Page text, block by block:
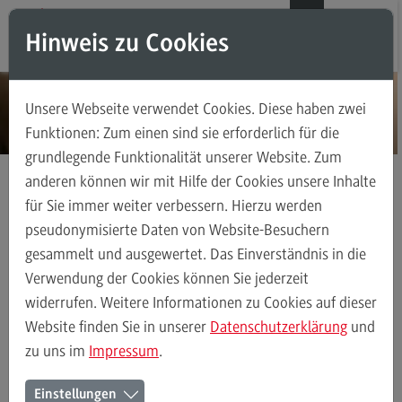
Direkt zum Inhalt
Direkt zum Hauptmenu
Direkt zum Footer
Modul-O-Mat
Masterstudiengänge
Accounting, Controlling, Taxation
Accounting, Controlling, Taxation
Modulangebot
Berufsperspektiven
Kontakt
Advanced Practice in Healthcare
Advanced Practice in Healthcare
Rahmenbedingungen
Fachübergreifende Kompetenzen
Pilotprojekt gyde Audiothek
Seminarangebot (PDF)
(External link)
Hinweis zu Cookies
Unsere Webseite verwendet Cookies. Diese haben zwei
Funktionen: Zum einen sind sie erforderlich für die
grundlegende Funktionalität unserer Website. Zum
anderen können wir mit Hilfe der Cookies unsere Inhalte
für Sie immer weiter verbessern. Hierzu werden
pseudonymisierte Daten von Website-Besuchern
gesammelt und ausgewertet. Das Einverständnis in die
Verwendung der Cookies können Sie jederzeit
widerrufen. Weitere Informationen zu Cookies auf dieser
Website finden Sie in unserer Datenschutzerklärung und
zu uns im Impressum.
Einstellungen